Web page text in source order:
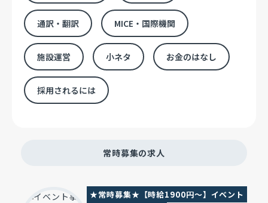
通訳・翻訳 MICE・国際機関
施設運営 小ネタ お金のはなし
採用されるには
常時募集の求人
★常時募集★【時給1900円～】イベント